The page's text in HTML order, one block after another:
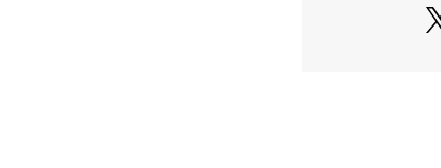
透け感・あり / 光
生地の厚さ・薄手